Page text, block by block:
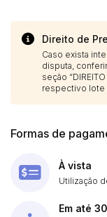
Direito de
Caso exista
disputa,
seção
respectivo lote
Formas de
À vista
Utilização
Em até